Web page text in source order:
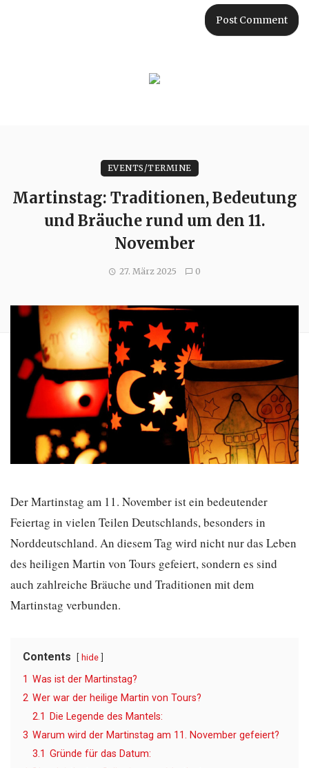
EVENTS/TERMINE
Martinstag: Traditionen, Bedeutung
und Bräuche rund um den 11.
November
27. März 2025 0
Der Martinstag am 11. November ist ein bedeutender
Feiertag in vielen Teilen Deutschlands, besonders in
Norddeutschland. An diesem Tag wird nicht nur das Leben
des heiligen Martin von Tours gefeiert, sondern es sind
auch zahlreiche Bräuche und Traditionen mit dem
Martinstag verbunden.
Contents hide
1 Was ist der Martinstag?
2 Wer war der heilige Martin von Tours?
2.1
Die Legende des Mantels:
3 Warum wird der Martinstag am 11. November gefeiert?
3.1 Gründe für das Datum: